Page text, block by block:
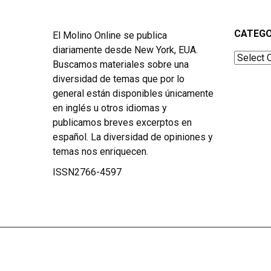
El Molino Online se publica
diariamente desde New York, EUA.
Buscamos materiales sobre una
diversidad de temas que por lo
general están disponibles únicamente
en inglés u otros idiomas y
publicamos breves excerptos en
español. La diversidad de opiniones y
temas nos enriquecen.
ISSN2766-4597